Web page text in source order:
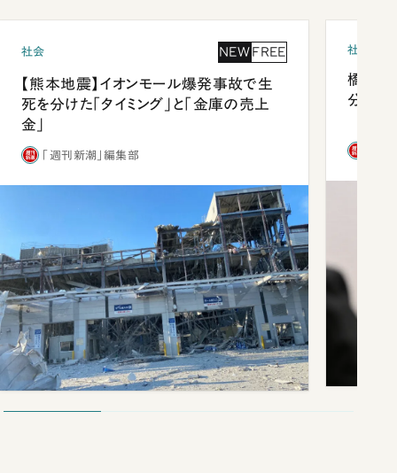
社会 NEW FREE
【熊本地震】イオンモール爆発事故で生
死を分けた「タイミング」と「金庫の売上
金」
「週刊新潮」編集部
社会
橋本愛
分 佐